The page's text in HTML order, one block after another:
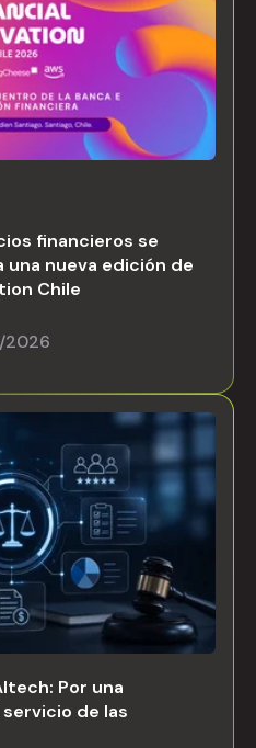
financieros se
una nueva edición de
Chile
Por una
de las